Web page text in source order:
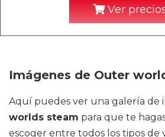
Ver
Imágenes de Outer
Aquí puedes ver una galería de
worlds steam para que te
escoger entre todos los tipos de